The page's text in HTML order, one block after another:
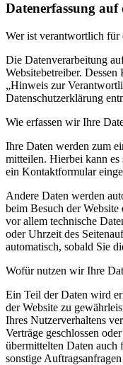
Datenerfassung auf
Wer ist verantwortlich für
Die Datenverarbeitung
Websitebetreiber.
„Hinweis zur
Datenschutzerklärung
Wie erfassen wir Ihre
Ihre Daten werden zum
mitteilen. Hierbei kann
ein Kontaktformular
Andere Daten werden
beim Besuch der Website
vor allem technische
oder Uhrzeit des
automatisch, sobald Sie
Wofür nutzen wir Ihre
Ein Teil der Daten wird
der Website zu
Ihres Nutzerverhaltens
Verträge geschlossen
übermittelten Daten auch
sonstige